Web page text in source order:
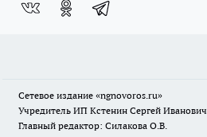
Сетевое издание «ngnovoros.ru»
Учредитель ИП Кстенин Сергей Иванович
Главный редактор: Силакова О.В.